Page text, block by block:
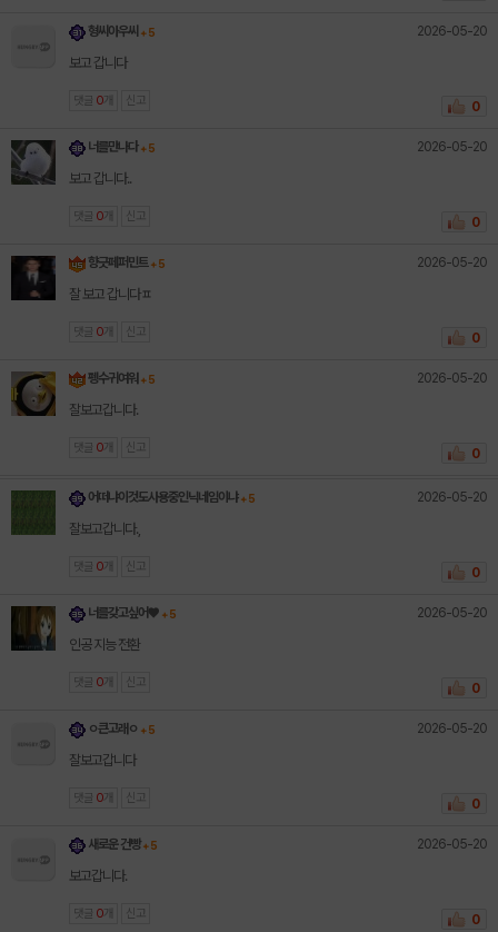
형씨아우씨 + 5 2026-05-20
보고 갑니다
댓글 0 개 신고 0
너를만나다 + 5 2026-05-20
보고 갑니다..
댓글 0 개 신고 0
향긋페퍼민트 + 5 2026-05-20
잘 보고 갑니다ㅍ
댓글 0 개 신고 0
펭수귀여워 + 5 2026-05-20
잘보고갑니다.
댓글 0 개 신고 0
어떠냐이것도사용중인닉네임이냐 + 5 2026-05-20
잘보고갑니다.,
댓글 0 개 신고 0
너를갖고싶어♥︎ + 5 2026-05-20
인공 지능 전환
댓글 0 개 신고 0
ㅇ큰고래ㅇ + 5 2026-05-20
잘보고갑니다
댓글 0 개 신고 0
새로운 건빵 + 5 2026-05-20
보고갑니다.
댓글 0 개 신고 0